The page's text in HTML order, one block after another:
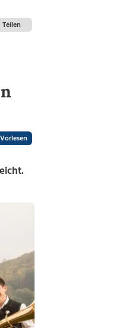
Teilen
Vorlesen